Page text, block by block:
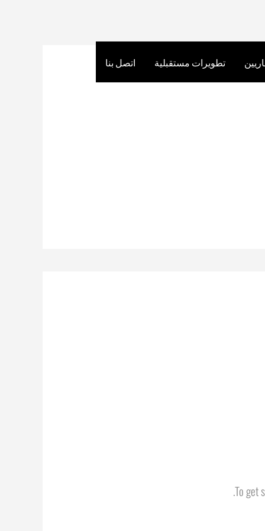
تطويرات مستقبلية اتصل بنا
To get